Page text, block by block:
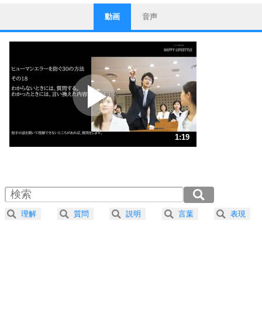
1
ストレス対策
他人と比べない。
いっそのこと、他人を見ない。
いらいらしない人になる30の方法
プラス思考
ポジティブになれない原因は、行動しないから。
ポジティブ思考になる30の方法
ストレス対策
人生、なんとかなるもの。
気楽に生きる30の方法
4 器の大きい人は、怒りを優しさで表現する。
プラス思考
動画 音声
1:19
2.0倍速 （157KB 39秒）
2.5倍速 （126KB 31秒）
3.0倍速 （105KB 26秒）
理解 質問 説明 言葉 表現